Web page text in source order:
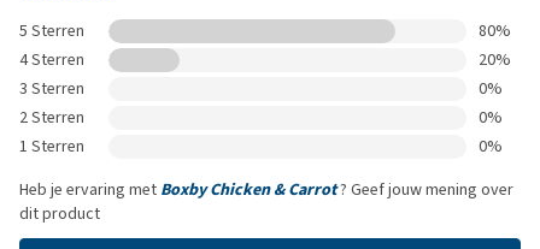
5 Sterren
80%
4 Sterren
20%
3 Sterren
0%
2 Sterren
0%
1 Sterren
0%
Heb je ervaring met Boxby Chicken & Carrot? Geef jouw mening over
dit product